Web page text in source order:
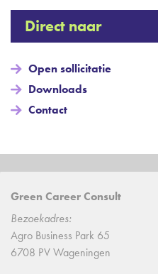
Direct naar
Open sollicitatie
Downloads
Contact
Green Career Consult
Bezoekadres:
Agro Business Park 65
6708 PV Wageningen